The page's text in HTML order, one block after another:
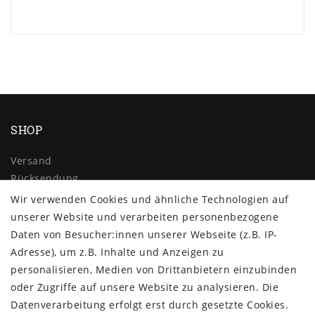
SHOP
Versand
Rücksendung
Widerrufs­recht
Impressum
Daten­schutz­erklärung
AGB
Kontakt
ZAHLUNG & VERSAND
Wir verwenden Cookies und ähnliche Technologien auf
unserer Website und verarbeiten personenbezogene
Daten von Besucher:innen unserer Webseite (z.B. IP-
Adresse), um z.B. Inhalte und Anzeigen zu
personalisieren, Medien von Drittanbietern einzubinden
oder Zugriffe auf unsere Website zu analysieren. Die
Datenverarbeitung erfolgt erst durch gesetzte Cookies.